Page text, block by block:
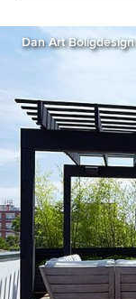
Dan Art Boligdesign